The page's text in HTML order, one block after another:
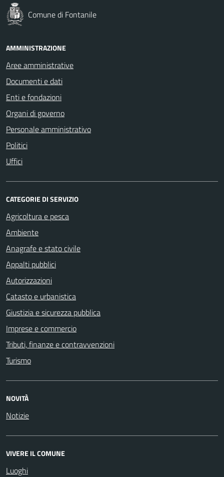
Comune di Fontanile
AMMINISTRAZIONE
Aree amministrative
Documenti e dati
Enti e fondazioni
Organi di governo
Personale amministrativo
Politici
Uffici
CATEGORIE DI SERVIZIO
Agricoltura e pesca
Ambiente
Anagrafe e stato civile
Appalti pubblici
Autorizzazioni
Catasto e urbanistica
Giustizia e sicurezza pubblica
Imprese e commercio
Tributi, finanze e contravvenzioni
Turismo
NOVITÀ
Notizie
VIVERE IL COMUNE
Luoghi